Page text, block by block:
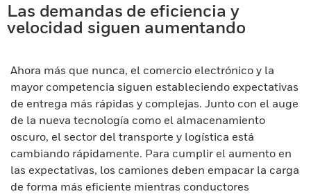
Las demandas de eficiencia y
velocidad siguen aumentando
Ahora más que nunca, el comercio electrónico y la
mayor competencia siguen estableciendo expectativas
de entrega más rápidas y complejas. Junto con el auge
de la nueva tecnología como el almacenamiento
oscuro, el sector del transporte y logística está
cambiando rápidamente. Para cumplir el aumento en
las expectativas, los camiones deben empacar la carga
de forma más eficiente mientras conductores